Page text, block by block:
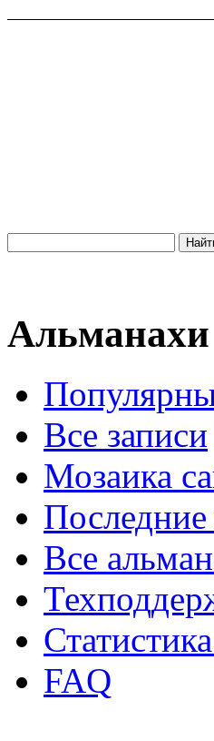
Альманахи
Все записи
Мозаика
Все
FAQ